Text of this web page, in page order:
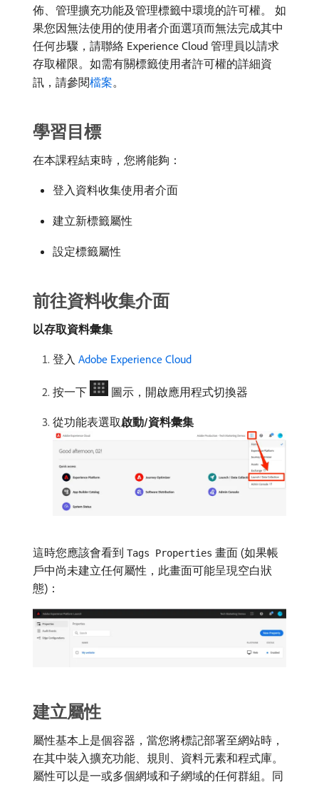
佈、管理擴充功能及管理標籤中環境的許可權。 如
果您因無法使用的使用者介面選項而無法完成其中
任何步驟，請聯絡 Experience Cloud 管理員以請求
存取權限。如需有關標籤使用者許可權的詳細資
訊，請參閱檔案。
學習目標
在本課程結束時，您將能夠：
登入資料收集使用者介面
建立新標籤屬性
設定標籤屬性
前往資料收集介面
以存取資料彙集
登入 Adobe Experience Cloud
按一下 圖示，開啟應用程式切換器
從功能表選取​啟動/資料彙集
這時您應該會看到 Tags Properties 畫面 (如果帳
戶中尚未建立任何屬性，此畫面可能呈現空白狀
態)：
建立屬性
屬性基本上是個容器，當您將標記部署至網站時，
在其中裝入擴充功能、規則、資料元素和程式庫。
屬性可以是一或多個網域和子網域的任何群組。同